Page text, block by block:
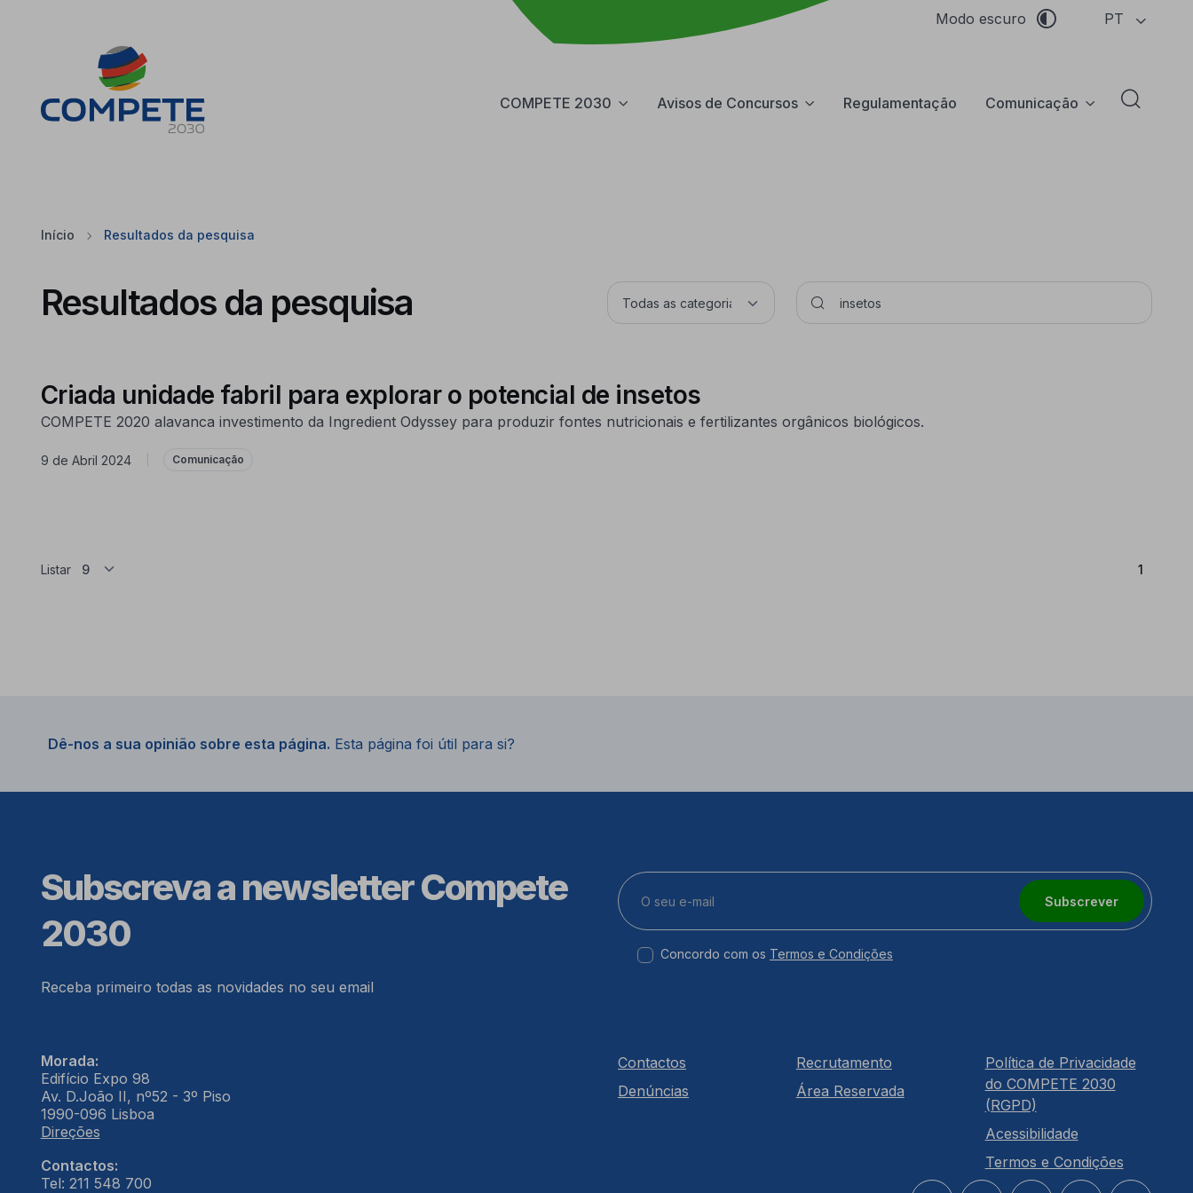
Modo escuro PT
COMPETE 2030 Avisos de Concursos Regulamentação Comunicação Abrir
Início Resultados da pesquisa
Resultados da pesquisa
Criada unidade fabril para explorar o potencial de insetos
COMPETE 2020 alavanca investimento da Ingredient Odyssey para produzir fontes nutricionais e fertilizantes orgânicos biológicos.
9 de Abril 2024 Comunicação
Listar 1(Atual)
Dê-nos a sua opinião sobre esta página. Esta página foi útil para si?
Subscreva a newsletter Compete
2030
Receba primeiro todas as novidades no seu email
Subscrever
Concordo com os Termos e Condições
Morada:
Edifício Expo 98
Av. D.João II, nº52 - 3º Piso
1990-096 Lisboa
Direções
Contactos:
Tel: 211 548 700
Contactos
Denúncias
Recrutamento
Área Reservada
Política de Privacidade
do COMPETE 2030
(RGPD)
Acessibilidade
Termos e Condições